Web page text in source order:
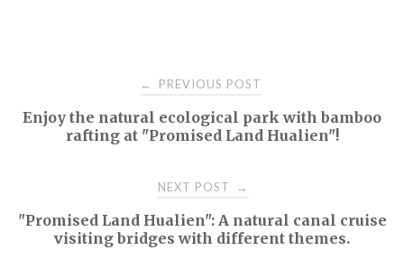
navigation
← PREVIOUS POST
Enjoy the natural ecological park with bamboo
rafting at "Promised Land Hualien"!
NEXT POST →
"Promised Land Hualien": A natural canal cruise
visiting bridges with different themes.